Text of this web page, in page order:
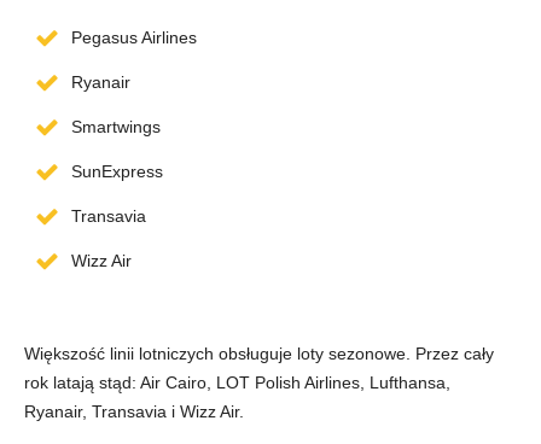
Pegasus Airlines
Ryanair
Smartwings
SunExpress
Transavia
Wizz Air
Większość linii lotniczych obsługuje loty sezonowe. Przez cały
rok latają stąd: Air Cairo, LOT Polish Airlines, Lufthansa,
Ryanair, Transavia i Wizz Air.